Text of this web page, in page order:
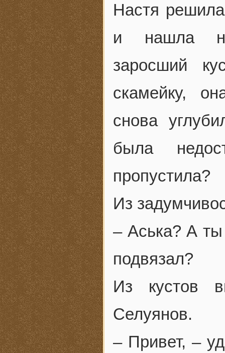
Настя
и нашла
заросший
скамейку,
снова
была
пропустила?
Из
– Аська? А
подвязал?
Из кустов
Селуянов.
– Привет, –